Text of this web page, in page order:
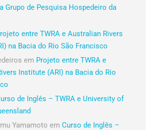
Grupo de Pesquisa Hospedeiro da
entre TWRA e Australian Rivers
na Bacia do Rio São Francisco
em Projeto entre TWRA e
Institute (ARI) na Bacia do Rio
de Inglês – TWRA e University of
Yamamoto em Curso de Inglês –